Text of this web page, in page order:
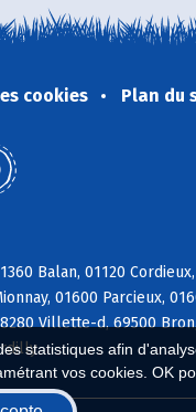
statistiques afin
vos cookies. OK
cookies Plan du
Balan, 01120
01600 Parcieux,
Villette-d, 69500